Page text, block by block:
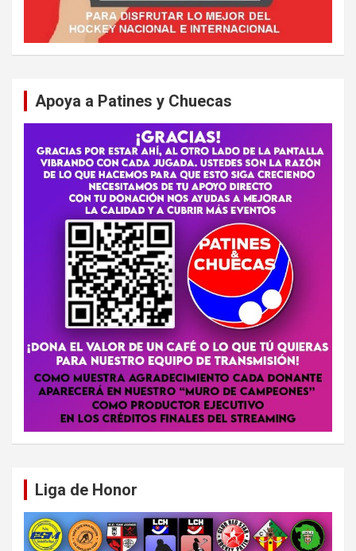
Apoya a Patines y Chuecas
Liga de Honor